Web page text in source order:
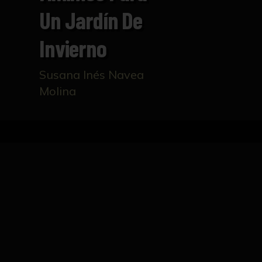
Un Jardín De
Invierno
Susana Inés Navea
Molina